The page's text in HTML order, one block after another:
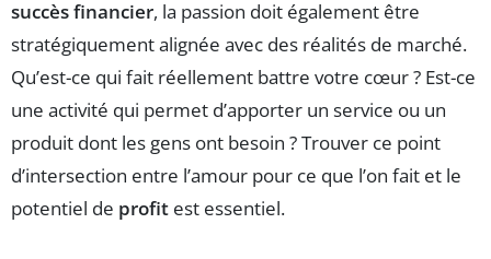
succès financier, la passion doit également être
stratégiquement alignée avec des réalités de marché.
Qu’est-ce qui fait réellement battre votre cœur ? Est-ce
une activité qui permet d’apporter un service ou un
produit dont les gens ont besoin ? Trouver ce point
d’intersection entre l’amour pour ce que l’on fait et le
potentiel de profit est essentiel.